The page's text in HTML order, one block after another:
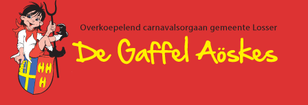
naar
inhoud